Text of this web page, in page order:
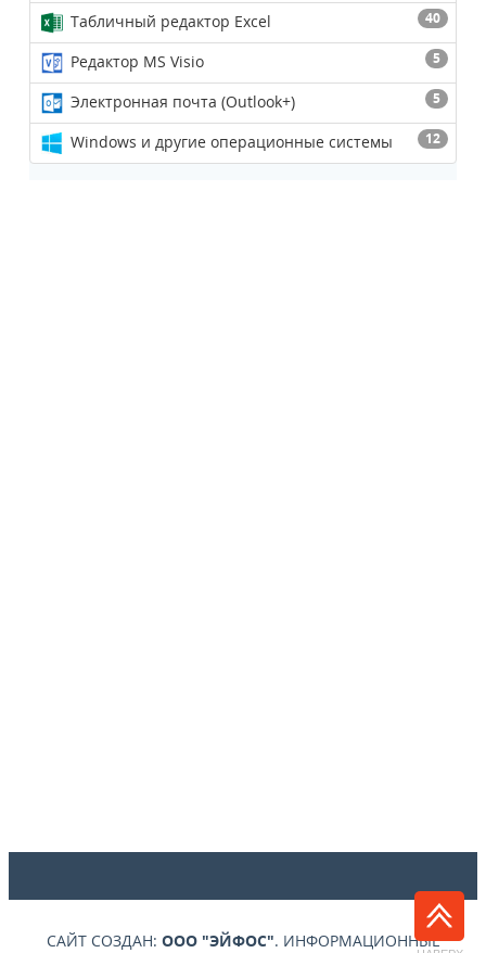
40
Табличный редактор Excel
5
Редактор MS Visio
5
Электронная почта (Outlook+)
12
Windows и другие операционные системы
САЙТ СОЗДАН: ООО "ЭЙФОС". ИНФОРМАЦИОННЫЕ